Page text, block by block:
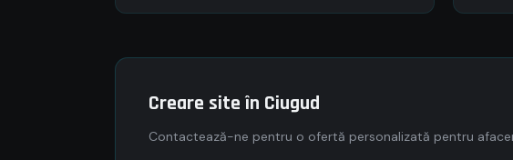
Creare site în Ciugud
Contactează-ne pentru o ofertă personalizată pentru